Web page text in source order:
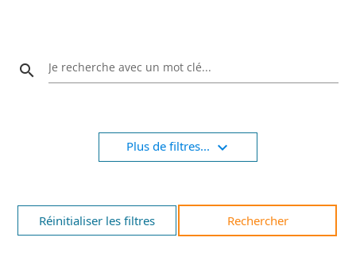
search Je recherche avec un mot clé...
Plus de filtres... expand_more
Réinitialiser les filtres Rechercher